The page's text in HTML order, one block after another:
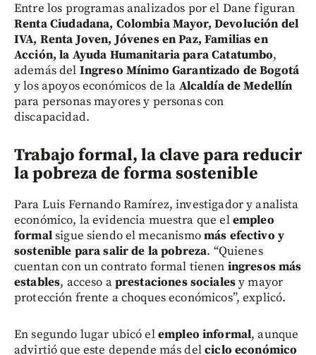
Entre los programas analizados por el Dane figuran
Renta Ciudadana, Colombia Mayor, Devolución del
IVA, Renta Joven, Jóvenes en Paz, Familias en
Acción, la Ayuda Humanitaria para Catatumbo,
además del Ingreso Mínimo Garantizado de Bogotá
y los apoyos económicos de la Alcaldía de Medellín
para personas mayores y personas con
discapacidad.
Trabajo formal, la clave para reducir
la pobreza de forma sostenible
Para Luis Fernando Ramírez, investigador y analista
económico, la evidencia muestra que elempleo
formalsigue siendo el mecanismomás efectivo y
sostenible para salir de la pobreza. “Quienes
cuentan con un contrato formal tienen ingresos más
estables, acceso aprestaciones socialesy mayor
protección frente a choques económicos”, explicó.
En segundo lugar ubicó elempleo informal, aunque
advirtió que este depende más delciclo económico